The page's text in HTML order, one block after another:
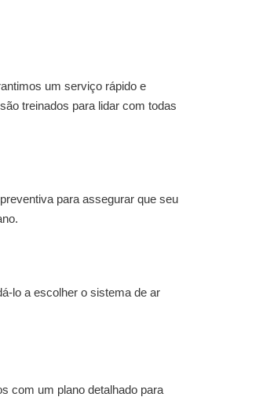
um serviço rápido e
treinados para lidar com todas
para assegurar que seu
lo a escolher o sistema de ar
com um plano detalhado para